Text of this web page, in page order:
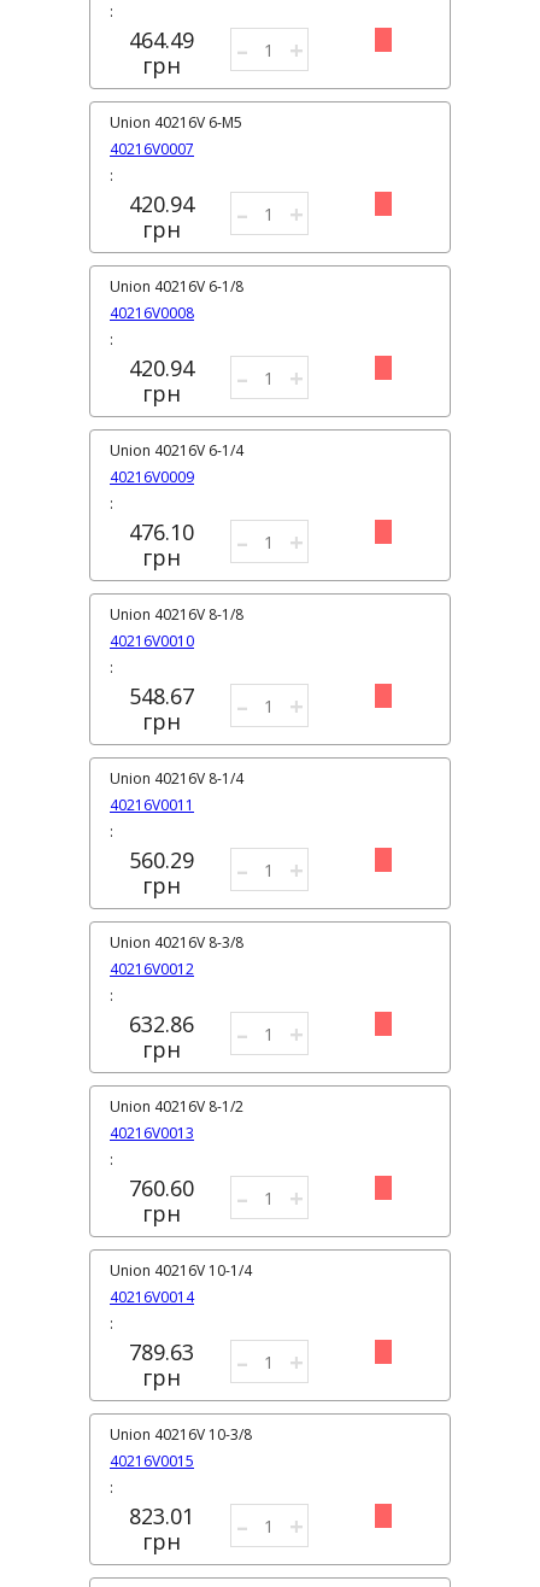
464.49
грн
:
– +
40216V0007
Union 40216V 6-M5
420.94
грн
:
– +
40216V0008
Union 40216V 6-1/8
420.94
грн
:
– +
40216V0009
Union 40216V 6-1/4
476.10
грн
:
– +
40216V0010
Union 40216V 8-1/8
548.67
грн
:
– +
40216V0011
Union 40216V 8-1/4
560.29
грн
:
– +
40216V0012
Union 40216V 8-3/8
632.86
грн
:
– +
40216V0013
Union 40216V 8-1/2
760.60
грн
:
– +
40216V0014
Union 40216V 10-1/4
789.63
грн
:
– +
40216V0015
Union 40216V 10-3/8
823.01
грн
:
– +